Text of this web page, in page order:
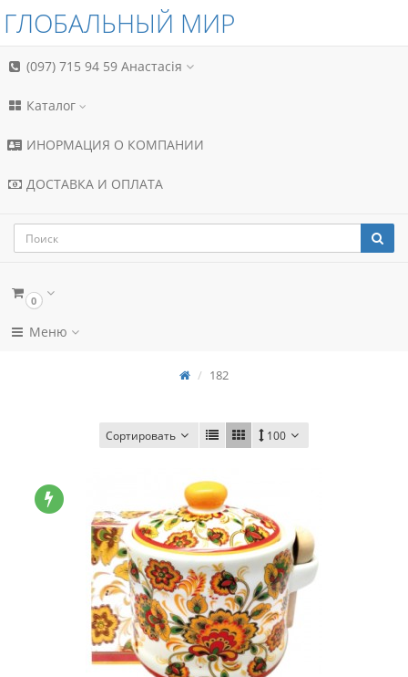
ГЛОБАЛЬНЫЙ МИР
(097) 715 94 59 Анастасія
Каталог
ИНОРМАЦИЯ О КОМПАНИИ
ДОСТАВКА И ОПЛАТА
0
Меню
182
Сортировать 100